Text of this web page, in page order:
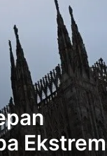
Ekstrem